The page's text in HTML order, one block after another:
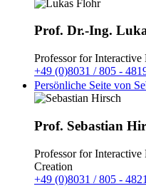
Prof. Dr.-Ing.
Professor for
+49 (0)8031 / 805 -
Persönliche Seite von
Prof. Sebastian
Professor for
Creation
+49 (0)8031 / 805 - 4821